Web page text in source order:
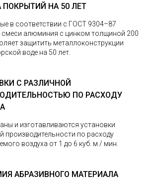
НА 50 ЛЕТ
в соответствии с ГОСТ 9304–87
смеси алюминия с цинком толщиной 200
защитить металлоконструкции
воде на 50 лет.
С РАЗЛИЧНОЙ
ПО РАСХОДУ
и изготавливаются установки
производительности по расходу
воздуха от 1 до 6 куб. м / мин.
АБРАЗИВНОГО МАТЕРИАЛА